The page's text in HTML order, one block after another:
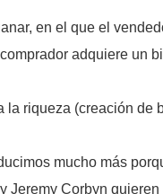
en el que el
adquiere un
la riqueza (creación de
mucho más
Jeremy Corbyn quieren